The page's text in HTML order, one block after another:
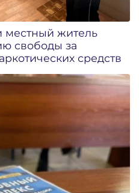
местный житель
свободы за
средств